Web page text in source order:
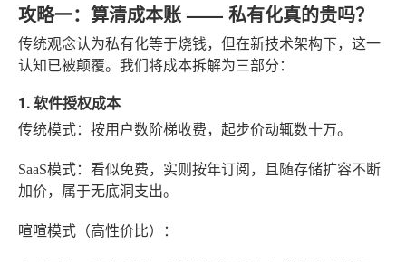
攻略一：算清成本账 —— 私有化真的贵吗？
传统观念认为私有化等于烧钱，但在新技术架构下，这一
认知已被颠覆。我们将成本拆解为三部分：
1. 软件授权成本
传统模式：按用户数阶梯收费，起步价动辄数十万。
SaaS模式：看似免费，实则按年订阅，且随存储扩容不断
加价，属于无底洞支出。
喧喧模式（高性价比） ：